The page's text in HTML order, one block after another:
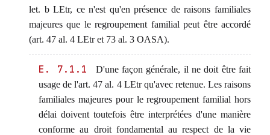
let. b LEtr, ce n'est qu'en présence de raisons familiales
majeures que le regroupement familial peut être accordé
(art. 47 al. 4 LEtr et 73 al. 3 OASA).
E. 7.1.1
D'une façon générale, il ne doit être fait
usage de l'art. 47 al. 4 LEtr qu'avec retenue. Les raisons
familiales majeures pour le regroupement familial hors
délai doivent toutefois être interprétées d'une manière
conforme au droit fondamental au respect de la vie